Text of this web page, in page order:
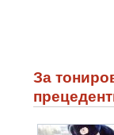
За